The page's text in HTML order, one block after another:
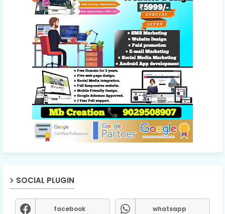
SOCIAL PLUGIN
facebook whatsapp